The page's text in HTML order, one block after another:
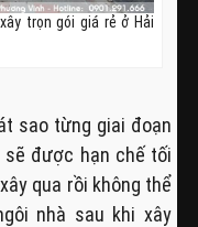
trọn gói giá rẻ ở Hải
sao từng giai đoạn
được hạn chế tối
qua rồi không thể
nhà sau khi xây